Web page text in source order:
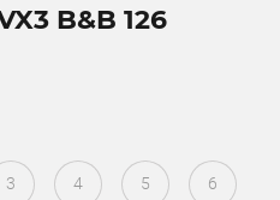
B&B 126
3 4 5 6